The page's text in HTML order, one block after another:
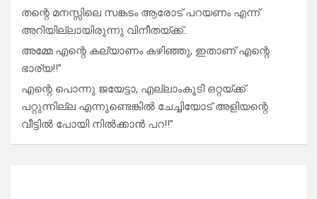
തന്റെ മനസ്സിലെ സങ്കടം ആരോട് പറയണം എന്ന്
അറിയില്ലായിരുന്നു വിനീതയ്ക്ക്..
അമ്മേ എന്റെ കല്യാണം കഴിഞ്ഞു, ഇതാണ് എന്റെ
ഭാര്യ!!”
എന്റെ പൊന്നു ജയേട്ടാ, എല്ലാംകൂടി ഒറ്റയ്ക്ക്
പറ്റുന്നില്ല എന്നുണ്ടെങ്കിൽ ചേച്ചിയോട് അളിയന്റെ
വീട്ടിൽ പോയി നിൽക്കാൻ പറ!!”